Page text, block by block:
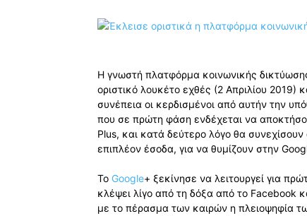
Η γνωστή πλατφόρμα κοινωνικής
οριστικό λουκέτο εχθές (2 Απριλίου 2019)
συνέπεια οι κερδισμένοι από αυτήν την
που σε πρώτη φάση ενδέχεται να
Plus, και κατά δεύτερο λόγο θα
επιπλέον έσοδα, για να θυμίζουν στην
Το Google+ ξεκίνησε να λειτουργεί για
κλέψει λίγο από τη δόξα από το
με το πέρασμα των καιρών η πλειοψηφία